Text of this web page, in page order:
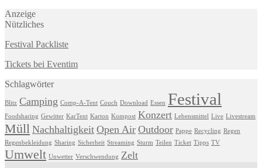
Anzeige
Nützliches
Festival Packliste
Tickets bei Eventim
Schlagwörter
Blitz Camping Comp-A-Tent Couch Download Essen Festival
Foodsharing Gewitter KarTent Karton Kompost Konzert Lebensmittel Live Livestream
Müll Nachhaltigkeit Open Air Outdoor Pappe Recycling Regen
Regenbekleidung Sharing Sicherheit Streaming Sturm Teilen Ticket Tipps TV
Umwelt Unwetter Verschwendung Zelt